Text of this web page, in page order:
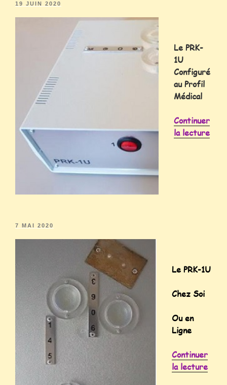
19 JUIN 2020
Le PRK-
1U
Configuré
au Profil
Médical
Continuer
la lecture
7 MAI 2020
Le PRK-1U
Chez Soi
Ou en
Ligne
Continuer
la lecture